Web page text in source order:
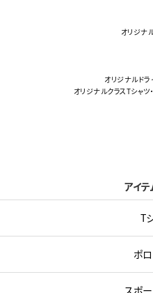
オリジナ
オリジナルドラ
オリジナルクラスTシャツ
アイ
T
ポ
スポ